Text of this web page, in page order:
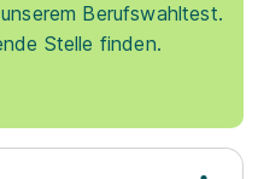
Berufswahltest.
Stelle finden.